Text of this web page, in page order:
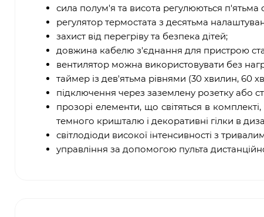
сила полум'я та висота регулюються п'ятьма
регулятор термостата з десятьма
захист від перегріву та безпека дітей;
довжина кабелю з'єднання для пристрою
вентилятор можна використовувати без
таймер із дев'ятьма рівнями (30 хвилин, 60
підключення через заземлену розетку або
прозорі елементи, що світяться в
темного кришталю і декоративні гілки в
світлодіоди високої інтенсивності з
управління за допомогою пульта